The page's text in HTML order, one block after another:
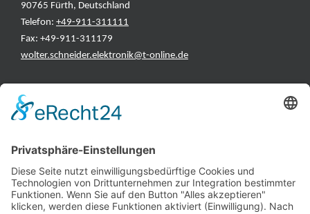
90765 Fürth, Deutschland
Telefon: +49-911-311111
Fax: +49-911-311179
wolter.schneider.elektronik@t-online.de
INFORMATIONEN
Hersteller
Fehlerliste